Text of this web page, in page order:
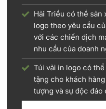
Hải Triều có thể sản
logo theo yêu cầu
với các chiến dịch
nhu cầu của doanh
Túi vải in logo có
tặng cho khách
tượng và sự độc đáo